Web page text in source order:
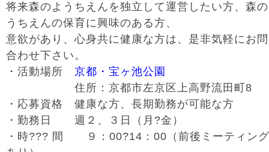
将来森のようちえんを独立して運営したい方、森
うちえんの保育に興味のある方、
意欲があり、心身共に健康な方は、是非気軽にお
合わせ下さい。
・活動場所 京都・宝ヶ池公園
住所：京都市左京区上高野流田町8
・応募資格 健康な方、長期勤務が可能な方
・勤務日 週２、３日（月?金）
・時??? 間 ９：00?14：00（前後ミーティン